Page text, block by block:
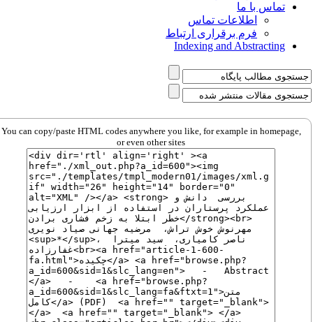
تماس با ما
اطلاعات تماس
فرم برقراری ارتباط
Indexing and Abstracting
You can copy/paste HTML codes anywhere you like, for example in homepage,
or even other sites